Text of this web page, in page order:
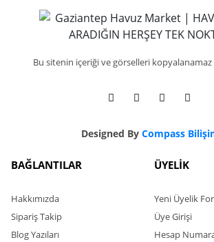
Bu sitenin içeriği ve görselleri kopyalanamaz
Designed ByCompass
BAĞLANTILAR
Hakkımızda
Sipariş Takip
Blog Yazıları
ÜYELİK
Yeni Üyelik
Üye Girişi
Hesap